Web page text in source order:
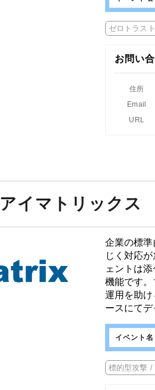
ゼロトラスト
お問い
住所
Email
URL
アイマトリックス
企業の標
じく対応
ェントは
機能です
運用を助
ースにてデ
イベント名
標的型攻撃 /